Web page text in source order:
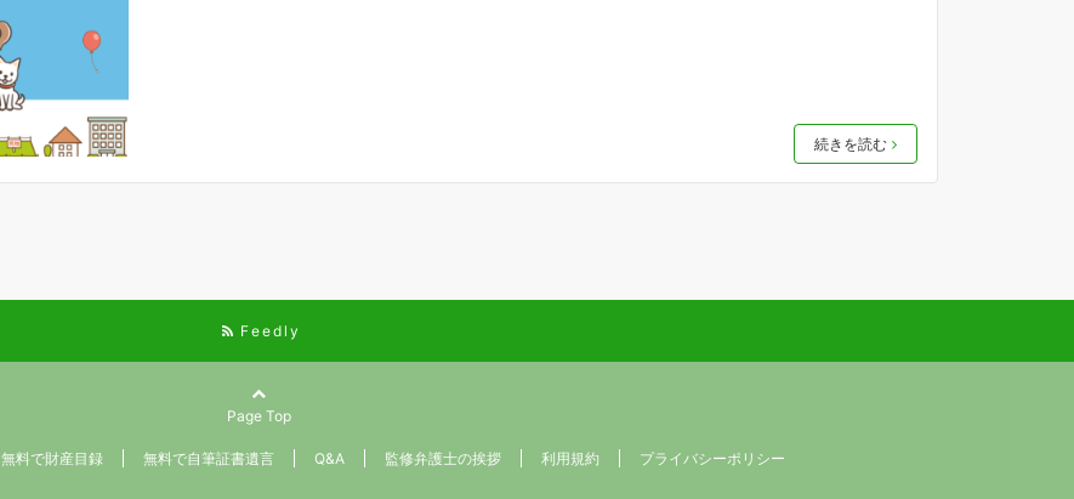
続きを読む
Feedly
Page Top
無料で財産目録 無料で自筆証書遺言 Q&A 監修弁護士の挨拶 利用規約 プライバシーポリシー